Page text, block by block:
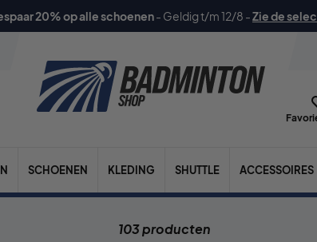
20% op alle schoenen- Geldig t/m 12/8 -Zie de
SCHOENEN KLEDING SHUTTLE ACCESSOIRES
103 producten